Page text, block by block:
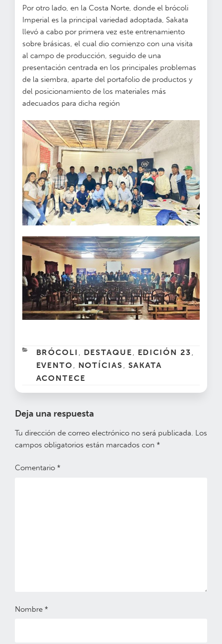
Por otro lado, en la Costa Norte, donde el brócoli
Imperial es la principal variedad adoptada, Sakata
llevó a cabo por primera vez este entrenamiento
sobre brásicas, el cual dio comienzo con una visita
al campo de producción, seguido de una
presentación centrada en los principales problemas
de la siembra, aparte del portafolio de productos y
del posicionamiento de los materiales más
adecuados para dicha región
CATEGORÍAS
BRÓCOLI , DESTAQUE , EDICIÓN 23 ,
EVENTO , NOTÍCIAS , SAKATA
ACONTECE
Deja una respuesta
Tu dirección de correo electrónico no será publicada. Los
campos obligatorios están marcados con *
Comentario *
Nombre *